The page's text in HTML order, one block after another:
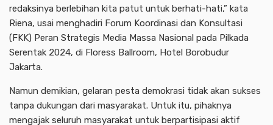
redaksinya berlebihan kita patut untuk berhati-hati,” kata
Riena, usai menghadiri Forum Koordinasi dan Konsultasi
(FKK) Peran Strategis Media Massa Nasional pada Pilkada
Serentak 2024, di Floress Ballroom, Hotel Borobudur
Jakarta.
Namun demikian, gelaran pesta demokrasi tidak akan sukses
tanpa dukungan dari masyarakat. Untuk itu, pihaknya
mengajak seluruh masyarakat untuk berpartisipasi aktif